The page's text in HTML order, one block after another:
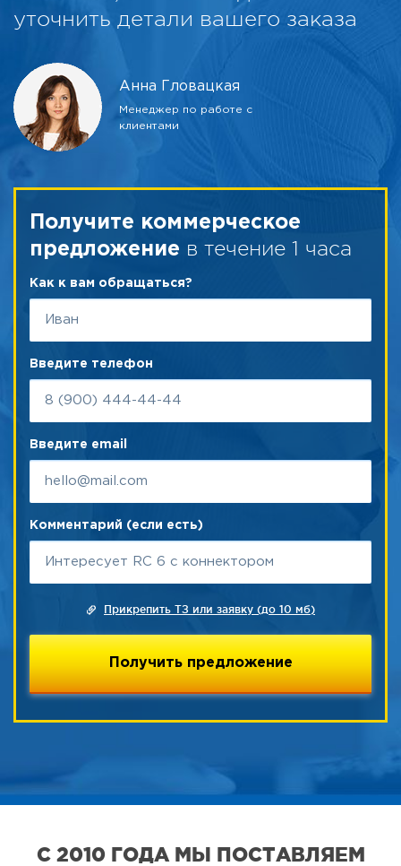
уточнить детали вашего заказа
Анна Гловацкая
Менеджер по работе с
клиентами
Получите коммерческое
предложение в течение 1 часа
Как к вам обращаться?
Введите телефон
Введите email
Комментарий (если есть)
Прикрепить ТЗ или заявку (до 10 мб)
С 2010 ГОДА МЫ ПОСТАВЛЯЕМ